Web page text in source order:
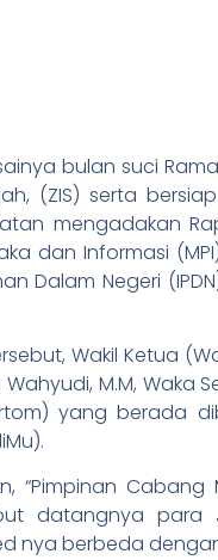
bulan suci
(ZIS) serta
mengadakan
dan Informasi
Negeri
Wakil Ketua
M.M, Waka
yang berada
“Pimpinan
datangnya para
nya berbeda